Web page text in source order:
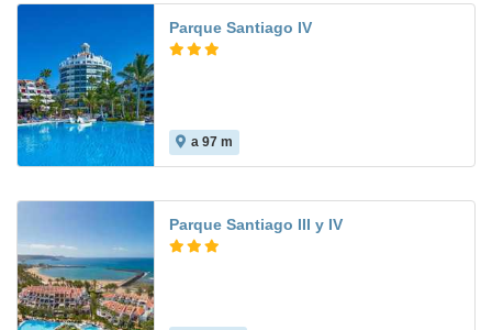
Parque Santiago IV
a 97 m
Parque Santiago III y IV